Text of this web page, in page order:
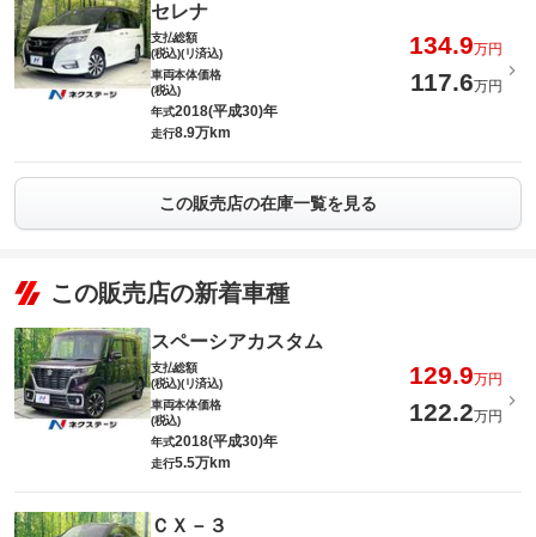
セレナ
支払総額
(税込)(リ済込)
134.9万円
車両本体価格
(税込)
117.6万円
年式2018(平成30)年
走行8.9万km
この販売店の在庫一覧を見る
この販売店の新着車種
スペーシアカスタム
支払総額
(税込)(リ済込)
129.9万円
車両本体価格
(税込)
122.2万円
年式2018(平成30)年
走行5.5万km
ＣＸ－３